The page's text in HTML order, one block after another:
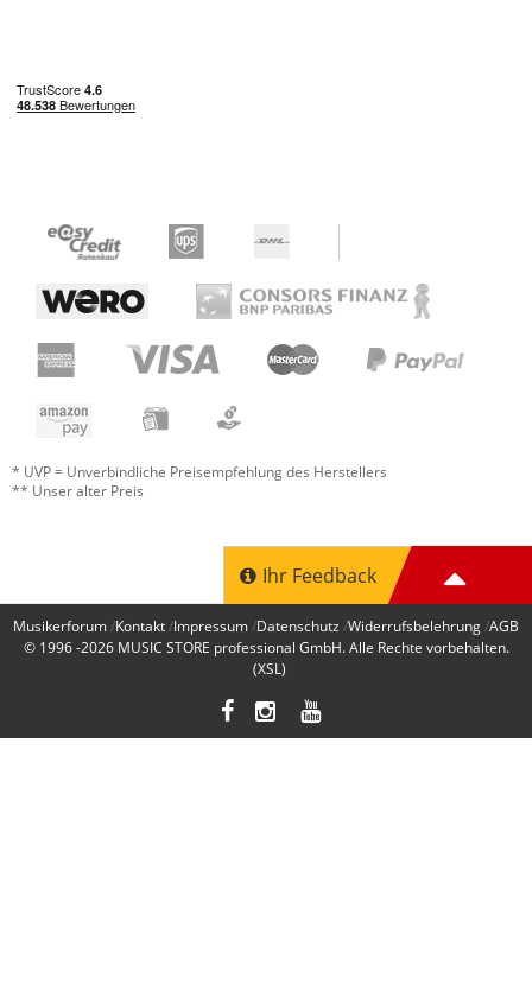
* UVP = Unverbindliche Preisempfehlung des Herstellers
** Unser alter Preis
Ihr Feedback
Musikerforum Kontakt Impressum Datenschutz Widerrufsbelehrung AGB
© 1996 -2026 MUSIC STORE professional GmbH. Alle Rechte vorbehalten.
(XSL)